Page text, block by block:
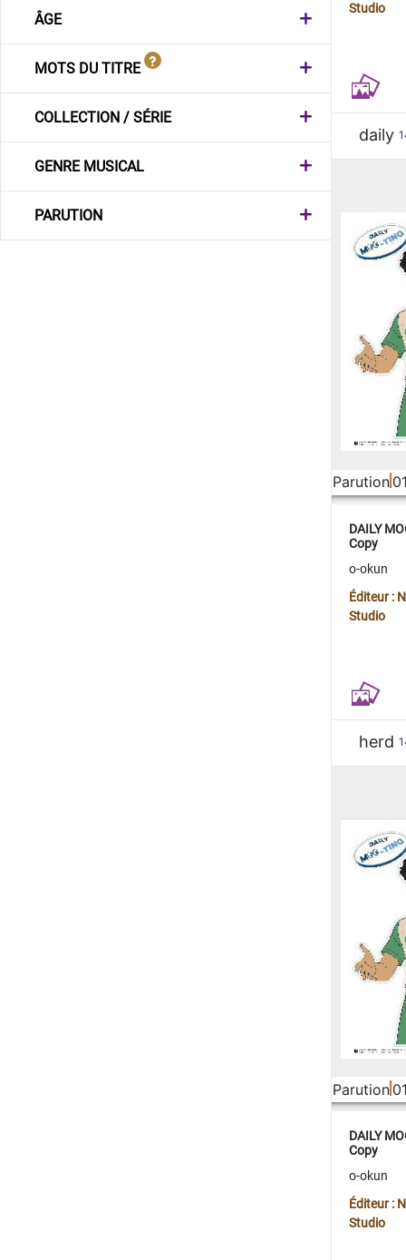
ÂGE
MOTS DU TITRE
COLLECTION / SÉRIE
GENRE MUSICAL
PARUTION
Studio
daily
Parution
DAILY
Copy
o-okun
Éditeur :
Studio
herd
Parution
DAILY
Copy
o-okun
Éditeur :
Studio